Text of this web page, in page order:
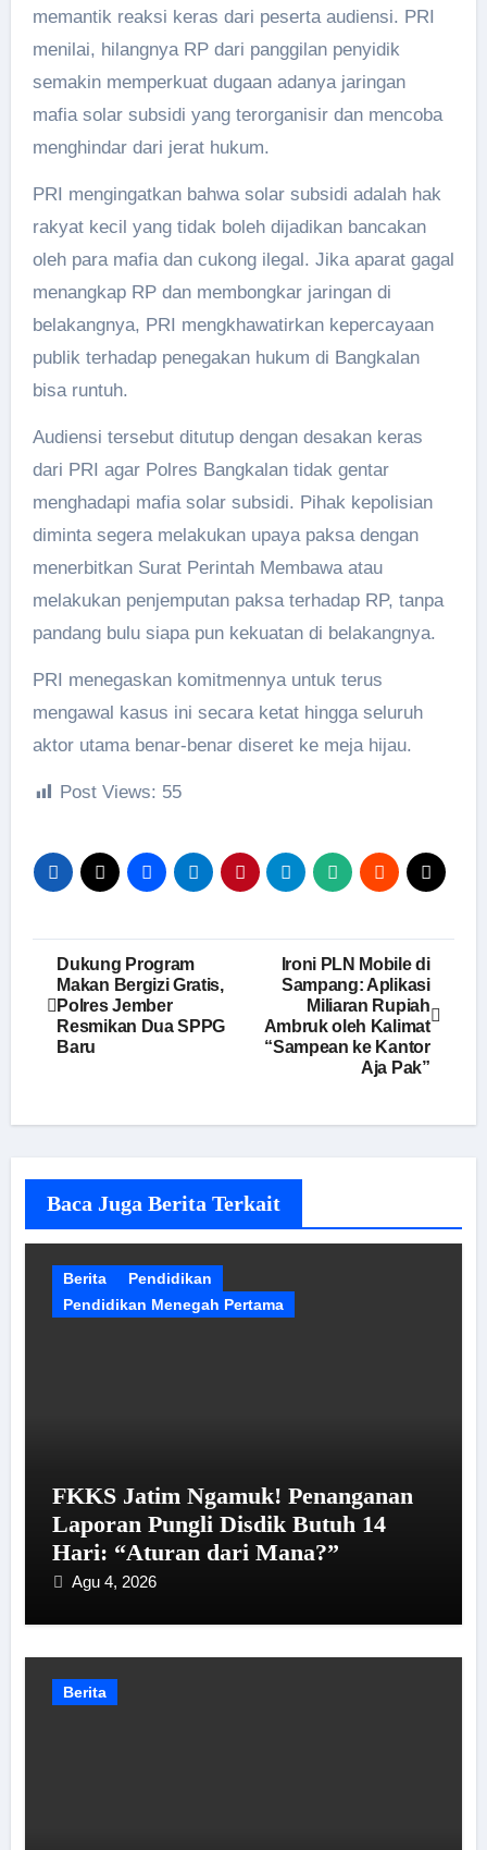
memantik reaksi keras dari peserta audiensi. PRI
menilai, hilangnya RP dari panggilan penyidik
semakin memperkuat dugaan adanya jaringan
mafia solar subsidi yang terorganisir dan mencoba
menghindar dari jerat hukum.
PRI mengingatkan bahwa solar subsidi adalah hak
rakyat kecil yang tidak boleh dijadikan bancakan
oleh para mafia dan cukong ilegal. Jika aparat gagal
menangkap RP dan membongkar jaringan di
belakangnya, PRI mengkhawatirkan kepercayaan
publik terhadap penegakan hukum di Bangkalan
bisa runtuh.
Audiensi tersebut ditutup dengan desakan keras
dari PRI agar Polres Bangkalan tidak gentar
menghadapi mafia solar subsidi. Pihak kepolisian
diminta segera melakukan upaya paksa dengan
menerbitkan Surat Perintah Membawa atau
melakukan penjemputan paksa terhadap RP, tanpa
pandang bulu siapa pun kekuatan di belakangnya.
PRI menegaskan komitmennya untuk terus
mengawal kasus ini secara ketat hingga seluruh
aktor utama benar-benar diseret ke meja hijau.
Post Views: 55
Navigasi
pos
Dukung Program
Makan Bergizi Gratis,
Polres Jember
Resmikan Dua SPPG
Baru
Ironi PLN Mobile di
Sampang: Aplikasi
Miliaran Rupiah
Ambruk oleh Kalimat
“Sampean ke Kantor
Aja Pak”
Baca Juga Berita Terkait
Berita
Pendidikan
Pendidikan Menegah Pertama
FKKS Jatim Ngamuk! Penanganan
Laporan Pungli Disdik Butuh 14
Hari: “Aturan dari Mana?”
Agu 4, 2026
Berita